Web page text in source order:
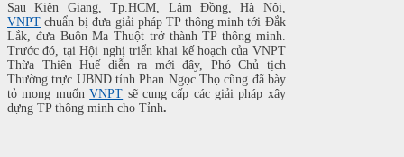
Sau Kiên Giang, Tp.HCM, Lâm Đồng, Hà Nội,
VNPT chuẩn bị đưa giải pháp TP thông minh tới Đắk
Lắk, đưa Buôn Ma Thuột trở thành TP thông minh.
Trước đó, tại Hội nghị triển khai kế hoạch của VNPT
Thừa Thiên Huế diễn ra mới đây, Phó Chủ tịch
Thường trực UBND tỉnh Phan Ngọc Thọ cũng đã bày
tỏ mong muốnVNPT sẽ cung cấp các giải pháp xây
dựng TP thông minh cho Tỉnh.